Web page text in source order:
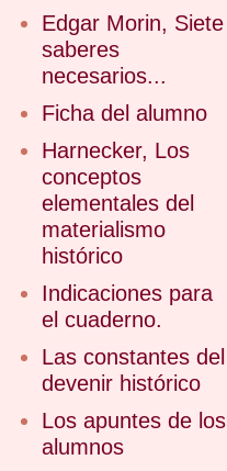
Edgar Morin, Siete
saberes
necesarios...
Ficha del alumno
Harnecker, Los
conceptos
elementales del
materialismo
histórico
Indicaciones para
el cuaderno.
Las constantes del
devenir histórico
Los apuntes de los
alumnos